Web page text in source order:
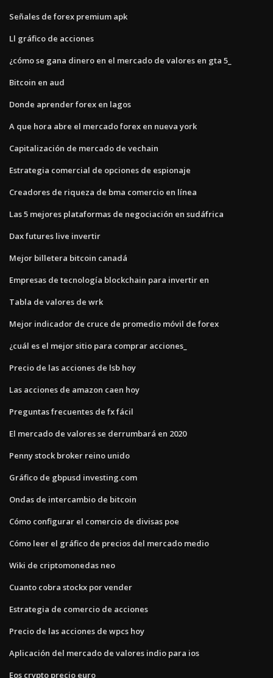
Señales de forex premium apk
Ll gráfico de acciones
¿cómo se gana dinero en el mercado de valores en gta 5_
Bitcoin en aud
Donde aprender forex en lagos
A que hora abre el mercado forex en nueva york
Capitalización de mercado de vechain
Estrategia comercial de opciones de espionaje
Creadores de riqueza de bma comercio en línea
Las 5 mejores plataformas de negociación en sudáfrica
Dax futures live invertir
Mejor billetera bitcoin canadá
Empresas de tecnología blockchain para invertir en
Tabla de valores de wrk
Mejor indicador de cruce de promedio móvil de forex
¿cuál es el mejor sitio para comprar acciones_
Precio de las acciones de lsb hoy
Las acciones de amazon caen hoy
Preguntas frecuentes de fx fácil
El mercado de valores se derrumbará en 2020
Penny stock broker reino unido
Gráfico de gbpusd investing.com
Ondas de intercambio de bitcoin
Cómo configurar el comercio de divisas poe
Cómo leer el gráfico de precios del mercado medio
Wiki de criptomonedas neo
Cuanto cobra stockx por vender
Estrategia de comercio de acciones
Precio de las acciones de wpcs hoy
Aplicación del mercado de valores indio para ios
Eos crypto precio euro